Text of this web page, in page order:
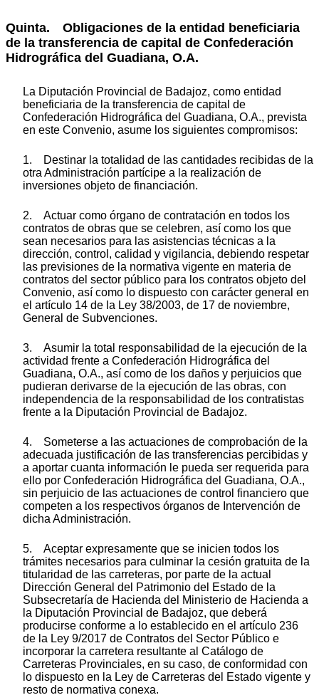
Quinta. Obligaciones de la entidad beneficiaria
de la transferencia de capital de Confederación
Hidrográfica del Guadiana, O.A.
La Diputación Provincial de Badajoz, como entidad
beneficiaria de la transferencia de capital de
Confederación Hidrográfica del Guadiana, O.A., prevista
en este Convenio, asume los siguientes compromisos:
1. Destinar la totalidad de las cantidades recibidas de la
otra Administración partícipe a la realización de
inversiones objeto de financiación.
2. Actuar como órgano de contratación en todos los
contratos de obras que se celebren, así como los que
sean necesarios para las asistencias técnicas a la
dirección, control, calidad y vigilancia, debiendo respetar
las previsiones de la normativa vigente en materia de
contratos del sector público para los contratos objeto del
Convenio, así como lo dispuesto con carácter general en
el artículo 14 de la Ley 38/2003, de 17 de noviembre,
General de Subvenciones.
3. Asumir la total responsabilidad de la ejecución de la
actividad frente a Confederación Hidrográfica del
Guadiana, O.A., así como de los daños y perjuicios que
pudieran derivarse de la ejecución de las obras, con
independencia de la responsabilidad de los contratistas
frente a la Diputación Provincial de Badajoz.
4. Someterse a las actuaciones de comprobación de la
adecuada justificación de las transferencias percibidas y
a aportar cuanta información le pueda ser requerida para
ello por Confederación Hidrográfica del Guadiana, O.A.,
sin perjuicio de las actuaciones de control financiero que
competen a los respectivos órganos de Intervención de
dicha Administración.
5. Aceptar expresamente que se inicien todos los
trámites necesarios para culminar la cesión gratuita de la
titularidad de las carreteras, por parte de la actual
Dirección General del Patrimonio del Estado de la
Subsecretaría de Hacienda del Ministerio de Hacienda a
la Diputación Provincial de Badajoz, que deberá
producirse conforme a lo establecido en el artículo 236
de la Ley 9/2017 de Contratos del Sector Público e
incorporar la carretera resultante al Catálogo de
Carreteras Provinciales, en su caso, de conformidad con
lo dispuesto en la Ley de Carreteras del Estado vigente y
resto de normativa conexa.